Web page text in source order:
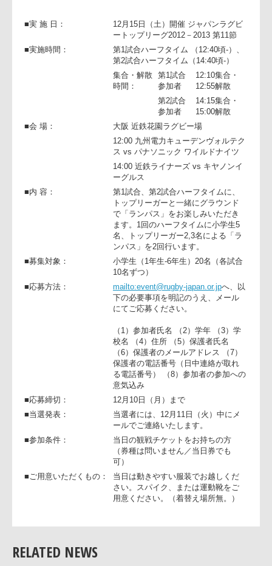
「キッズデー『トップリーガーと一緒にランパスしよう！』
12月15日（土）開催 ジャパンラグビ
ートップリーグ2012－2013 第11節
第1試合ハーフタイム （12:40頃-）、
第2試合ハーフタイム（14:40頃-）
集合・解散
時間：
第1試合
参加者
12:55解散
第2試合
参加者
14:15集合・
15:00解散
大阪 近鉄花園ラグビー場
12:00 九州電力キューデンヴォルテク
ス vs パナソニック ワイルドナイツ
14:00 近鉄ライナーズ vs キヤノンイ
ーグルス
トップリーガーと一緒にグラウンド
で「ランパス」をお楽しみいただき
ます。1回のハーフタイムに小学生5
名、トップリーガー2,3名による「ラ
ンパス」を2回行います。
小学生（1年生-6年生）20名（各試合
10名ずつ）
mailto:event@rugby-japan.or.jp
下の必要事項を明記のうえ、メール
にてご応募ください。
（1）参加者氏名 （2）学年 （3）学
校名 （4）住所 （5）保護者氏名
（6）保護者のメールアドレス （7）
保護者の電話番号（日中連絡が取れ
る電話番号） （8）参加者の参加へ
12月10日（月）まで
当選者には、12月11日（火）中にメ
RELATED NEWS